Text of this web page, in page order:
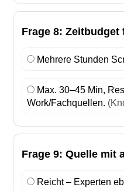
Frage 8: Zeitbudget
Mehrere Stunden
Max. 30–45 Min,
Work/Fachquellen.
Frage 9: Quelle mit
Reicht – Experten